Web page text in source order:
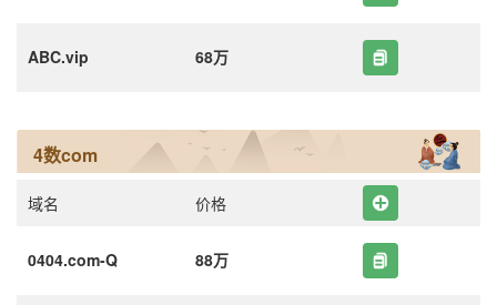
ABC.vip 68万
4数com
域名 价格
0404.com-Q 88万